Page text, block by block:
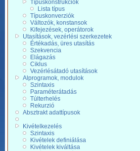
Típuskonstrukciók
Lista típus
Típuskonverziók
Változók, konstansok
Kifejezések, operátorok
Utasítások, vezérlési szerkezetek
Értékadás, üres utasítás
Szekvencia
Elágazás
Ciklus
Vezérlésátadó utasítások
Alprogramok, modulok
Szintaxis
Paraméterátadás
Túlterhelés
Rekurzió
Absztrakt adattípusok
Kivételkezelés
Szintaxis
Kivételek definiálása
Kivételek kiváltása